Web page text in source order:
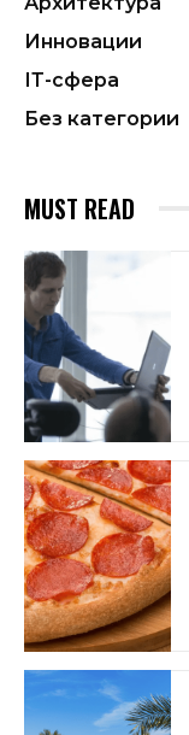
Инновации
ІТ-сфера
Без категории
MUST READ